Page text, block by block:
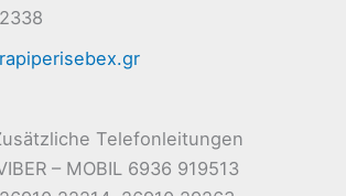
Telefonleitungen
– MOBIL 6936 919513